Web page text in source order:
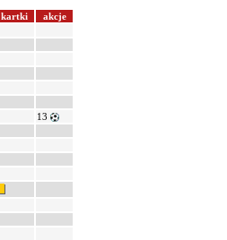
kartki
akcje
13